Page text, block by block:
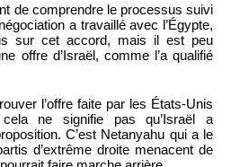
de comprendre le processus suivi
a travaillé avec l’Égypte,
sur cet accord, mais il est peu
offre d’Israël, comme l’a qualifié
l’offre faite par les États-Unis
ne signifie pas qu’Israël a
C’est Netanyahu qui a le
d’extrême droite menacent de